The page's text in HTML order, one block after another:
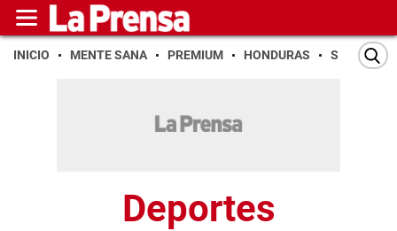
INICIO MENTE SANA PREMIUM HONDURAS SAN PEDRO
Deportes